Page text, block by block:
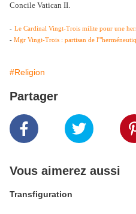
Concile Vatican II.
- Le Cardinal Vingt-Trois milite pour une
- Mgr Vingt-Trois : partisan de
#Religion
Partager
Vous aimerez aussi
Transfiguration